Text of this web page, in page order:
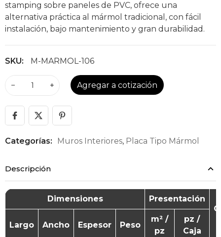
stamping sobre paneles de PVC, ofrece una
alternativa práctica al mármol tradicional, con fácil
instalación, bajo mantenimiento y gran durabilidad.
SKU: M-MARMOL-106
− + Agregar a cotización
Categorías: Muros Interiores, Placa Tipo Mármol
Descripción
Dimensiones
Presentación
Largo Ancho Espesor Peso
m² /
pz
pz /
Caja